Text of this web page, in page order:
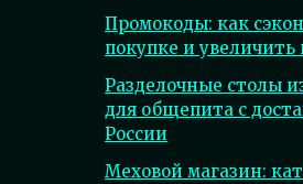
Промокоды: как
покупке и
Разделочные столы
для общепита с
России
Меховой магазин: